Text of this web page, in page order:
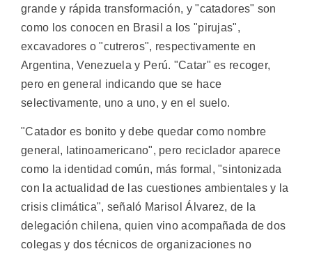
grande y rápida transformación, y "catadores" son
como los conocen en Brasil a los "pirujas",
excavadores o "cutreros", respectivamente en
Argentina, Venezuela y Perú. "Catar" es recoger,
pero en general indicando que se hace
selectivamente, uno a uno, y en el suelo.
"Catador es bonito y debe quedar como nombre
general, latinoamericano", pero reciclador aparece
como la identidad común, más formal, "sintonizada
con la actualidad de las cuestiones ambientales y la
crisis climática", señaló Marisol Álvarez, de la
delegación chilena, quien vino acompañada de dos
colegas y dos técnicos de organizaciones no